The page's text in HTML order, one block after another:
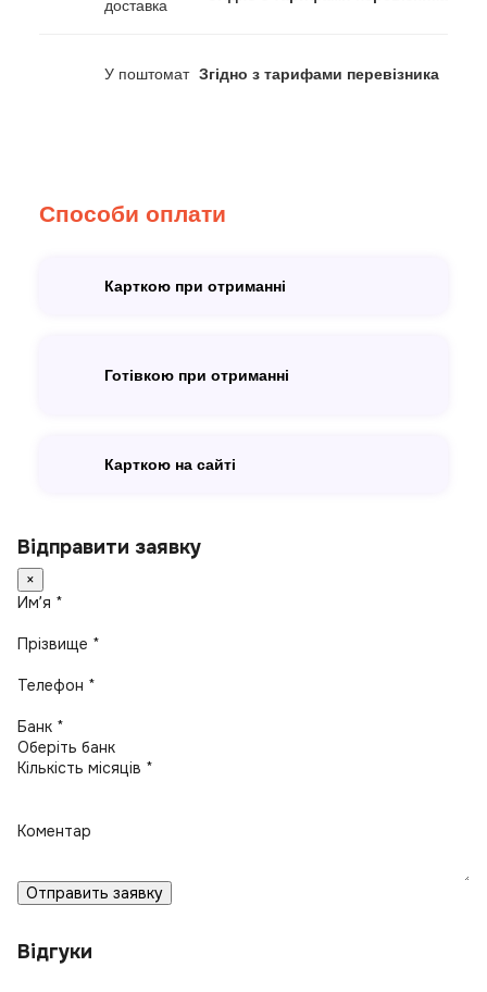
доставка
У поштомат Згідно з тарифами перевізника
Способи оплати
Карткою при отриманні
Готівкою при отриманні
Карткою на сайті
Відправити заявку
×
Имʼя *
Прізвище *
Телефон *
Банк *
Кількість місяців *
Коментар
Отправить заявку
Відгуки